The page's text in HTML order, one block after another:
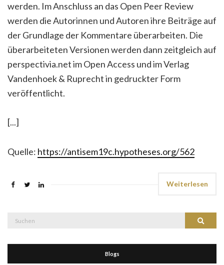
werden. Im Anschluss an das Open Peer Review
werden die Autorinnen und Autoren ihre Beiträge auf
der Grundlage der Kommentare überarbeiten. Die
überarbeiteten Versionen werden dann zeitgleich auf
perspectivia.net im Open Access und im Verlag
Vandenhoek & Ruprecht in gedruckter Form
veröffentlicht.
[...]
Quelle: https://antisem19c.hypotheses.org/562
Weiterlesen
Suchen
Blogs